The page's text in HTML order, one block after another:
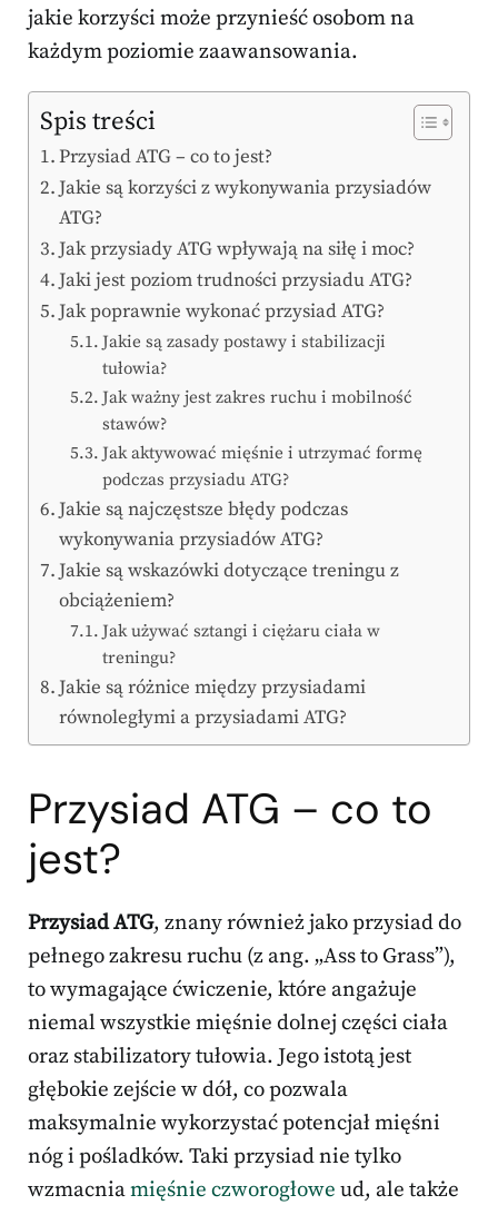
jakie korzyści może przynieść osobom na
każdym poziomie zaawansowania.
Spis treści
Przysiad ATG – co to jest?
Jakie są korzyści z wykonywania przysiadów
ATG?
Jak przysiady ATG wpływają na siłę i moc?
Jaki jest poziom trudności przysiadu ATG?
Jak poprawnie wykonać przysiad ATG?
Jakie są zasady postawy i stabilizacji
tułowia?
Jak ważny jest zakres ruchu i mobilność
stawów?
Jak aktywować mięśnie i utrzymać formę
podczas przysiadu ATG?
Jakie są najczęstsze błędy podczas
wykonywania przysiadów ATG?
Jakie są wskazówki dotyczące treningu z
obciążeniem?
Jak używać sztangi i ciężaru ciała w
treningu?
Jakie są różnice między przysiadami
równoległymi a przysiadami ATG?
Przysiad ATG – co to
jest?
Przysiad ATG, znany również jako przysiad do
pełnego zakresu ruchu (z ang. „Ass to Grass”),
to wymagające ćwiczenie, które angażuje
niemal wszystkie mięśnie dolnej części ciała
oraz stabilizatory tułowia. Jego istotą jest
głębokie zejście w dół, co pozwala
maksymalnie wykorzystać potencjał mięśni
nóg i pośladków. Taki przysiad nie tylko
wzmacniamięśnie czworogłowe ud, ale także